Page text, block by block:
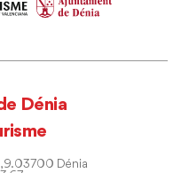
Dénia
9. 03700 Dénia